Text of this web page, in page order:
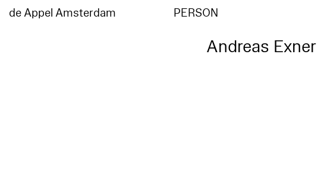
de Appel Amsterdam PERSON
Andreas Exner